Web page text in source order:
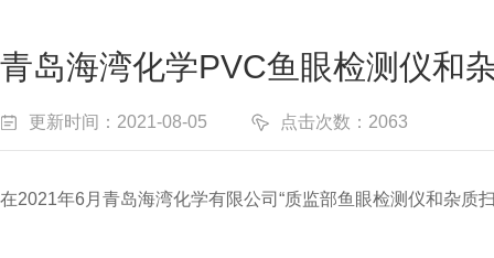
青岛海湾化学PVC鱼眼检测仪和
更新时间：2021-08-05 点击次数：2063
在2021年6月青岛海湾化学有限公司“质监部鱼眼检测仪和杂